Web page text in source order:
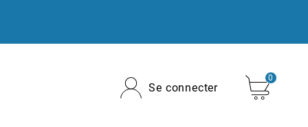
Se connecter
0